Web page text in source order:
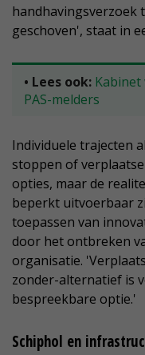
handhavingsverzoek
geschoven', staat in
• Lees ook: Kabinet
PAS-melders
Individuele trajecten
stoppen of
opties, maar de
beperkt uitvoerbaar
toepassen van
door het ontbreken
organisatie.
zonder-alternatief is
bespreekbare optie.'
Schiphol en